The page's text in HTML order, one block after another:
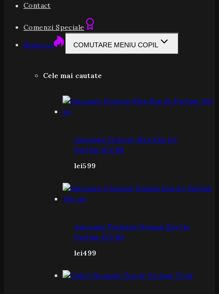
Contact
Comenzi Speciale
Reduceri
COMUTARE MENIU COPIL
Cele mai cautate
Amouage Honour Man Eau De
Parfum 100 Ml
lei599
Amouage Figment Woman Eau De
Parfum 100 Ml
lei499